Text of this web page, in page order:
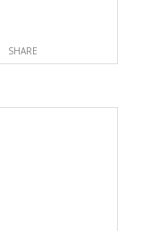
SHARE